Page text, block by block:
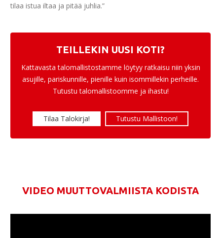
tilaa istua iltaa ja pitää juhlia.”
TEILLEKIN UUSI KOTI?
Kattavasta talomallistostamme löytyy ratkaisu niin yksin
asujille, pariskunnille, pienille kuin isommillekin perheille.
Tutustu talomallistoomme ja ihastu!
Tilaa Talokirja! Tutustu Mallistoon!
VIDEO MUUTTOVALMIISTA KODISTA